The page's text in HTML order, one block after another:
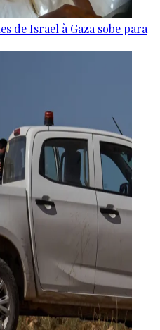
de Israel à Gaza sobe para